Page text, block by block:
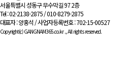
서울특별시 성동구 무수막길 97 2층
Tel : 02-2138-2875 / 010-8279-2875
대표자 : 양홍석 / 사업자등록번호 : 702-15-00527
Copyright(c) GANGNAM365.co.kr ., All rights reserved.